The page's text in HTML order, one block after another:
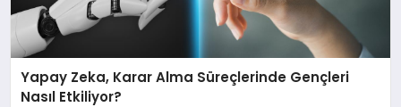
Yapay Zeka, Karar Alma Süreçlerinde Gençleri
Nasıl Etkiliyor?